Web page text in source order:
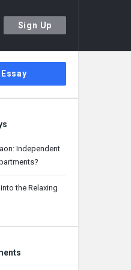
Sign Up
Independent
the Relaxing